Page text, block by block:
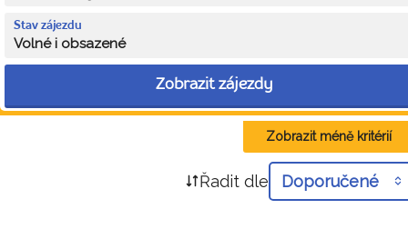
Stav zájezdu
Volné i obsazené
Zobrazit zájezdy
Zobrazit méně kritérií
Řadit dle Doporučené